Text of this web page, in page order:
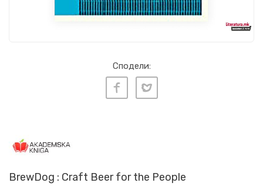
Сподели:
BrewDog : Craft Beer for the People